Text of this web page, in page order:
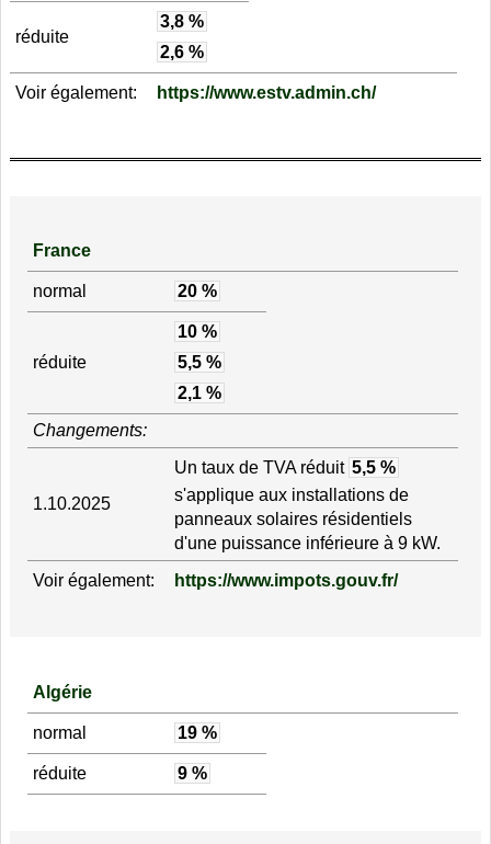
réduite
3,8 %
2,6 %
Voir également: https://www.estv.admin.ch/
France
normal 20 %
réduite
10 %
5,5 %
2,1 %
Changements:
1.10.2025
Un taux de TVA réduit 5,5 %
s'applique aux installations de
panneaux solaires résidentiels
d'une puissance inférieure à 9 kW.
Voir également:
https://www.impots.gouv.fr/
Algérie
normal 19 %
réduite 9 %